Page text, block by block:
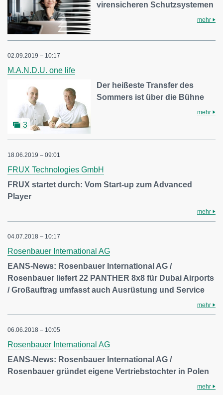
virensicheren Schutzsystemen
mehr
02.09.2019 – 10:17
M.A.N.D.U. one life
3
Der heißeste Transfer des
Sommers ist über die Bühne
mehr
18.06.2019 – 09:01
FRUX Technologies GmbH
FRUX startet durch: Vom Start-up zum Advanced
Player
mehr
04.07.2018 – 10:17
Rosenbauer International AG
EANS-News: Rosenbauer International AG /
Rosenbauer liefert 22 PANTHER 8x8 für Dubai Airports
/ Großauftrag umfasst auch Ausrüstung und Service
mehr
06.06.2018 – 10:05
Rosenbauer International AG
EANS-News: Rosenbauer International AG /
Rosenbauer gründet eigene Vertriebstochter in Polen
mehr